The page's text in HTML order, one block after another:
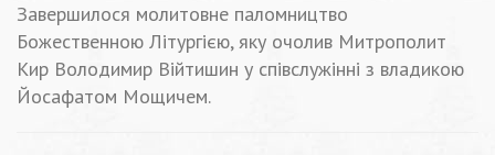
Завершилося молитовне паломництво
Божественною Літургією, яку очолив Митрополит
Кир Володимир Війтишин у співслужінні з владикою
Йосафатом Мощичем.